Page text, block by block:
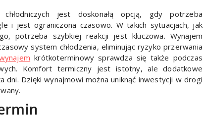
jest doskonałą opcją, gdy potrzeba
i jest ograniczona czasowo. W takich sytuacjach, jak
potrzeba szybkiej reakcji jest kluczowa. Wynajem
system chłodzenia, eliminując ryzyko przerwania
krótkoterminowy sprawdza się także podczas
Komfort termiczny jest istotny, ale dodatkowe
Dzięki wynajmowi można uniknąć inwestycji w drogi